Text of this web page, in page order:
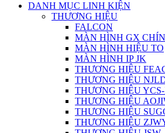
DANH MỤC LINH KIỆN
THƯƠNG HIỆU
FALCON
MÀN HÌNH GX
MÀN HÌNH HIỆU TO
MÀN HÌNH IP JK
THƯƠNG HIỆU
THƯƠNG HIỆU
THƯƠNG HIỆU
THƯƠNG HIỆU
THƯƠNG HIỆU
THƯƠNG HIỆU